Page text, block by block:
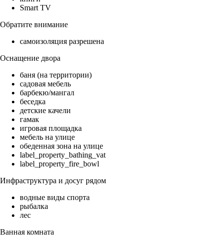
Smart TV
Обратите внимание
самоизоляция разрешена
Оснащение двора
баня (на территории)
садовая мебель
барбекю/мангал
беседка
детские качели
гамак
игровая площадка
мебель на улице
обеденная зона на улице
label_property_bathing_vat
label_property_fire_bowl
Инфраструктура и досуг рядом
водные виды спорта
рыбалка
лес
Ванная комната